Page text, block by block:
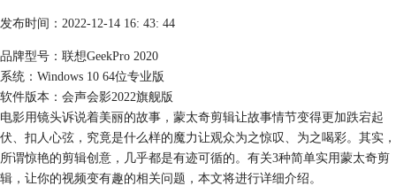
发布时间：2022-12-14 16: 43: 44
品牌型号：联想GeekPro 2020
系统：Windows 10 64位专业版
软件版本：会声会影2022旗舰版
电影用镜头诉说着美丽的故事，蒙太奇剪辑让故事情节变得更加跌宕起
伏、扣人心弦，究竟是什么样的魔力让观众为之惊叹、为之喝彩。其实，
所谓惊艳的剪辑创意，几乎都是有迹可循的。有关3种简单实用蒙太奇剪
辑，让你的视频变有趣的相关问题，本文将进行详细介绍。